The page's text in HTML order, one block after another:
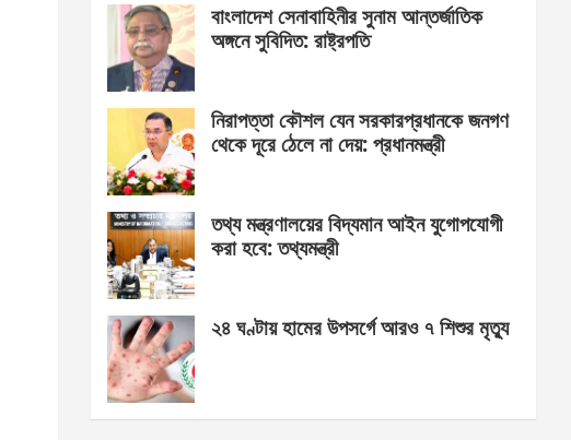
বাংলাদেশ সেনাবাহিনীর সুনাম আন্তর্জাতিক
অঙ্গনে সুবিদিত: রাষ্ট্রপতি
নিরাপত্তা কৌশল যেন সরকারপ্রধানকে জনগণ
থেকে দূরে ঠেলে না দেয়: প্রধানমন্ত্রী
তথ্য মন্ত্রণালয়ের বিদ্যমান আইন যুগোপযোগী
করা হবে: তথ্যমন্ত্রী
২৪ ঘণ্টায় হামের উপসর্গে আরও ৭ শিশুর মৃত্যু